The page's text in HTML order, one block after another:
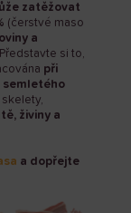
zatěžovat
(čerstvé maso
a
Představte si to,
při
semletého
živiny a
a dopřejte